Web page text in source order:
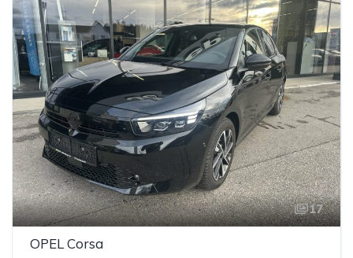
17
OPEL Corsa